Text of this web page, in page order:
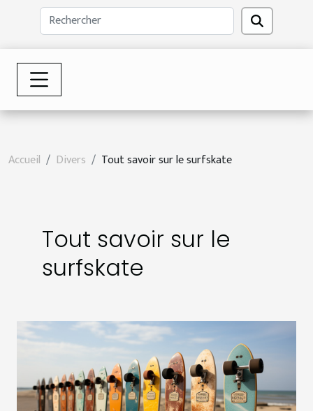
Accueil Divers Tout savoir sur le surfskate
Tout savoir sur le
surfskate